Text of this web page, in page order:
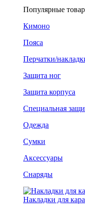
Популярные
Кимоно
Пояса
Перчатки/
Защита ног
Защита корпуса
Специальная
Одежда
Сумки
Аксессуары
Снаряды
Накладки для